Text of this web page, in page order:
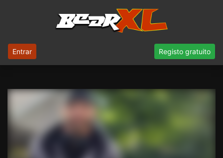
Entrar Registo gratuito